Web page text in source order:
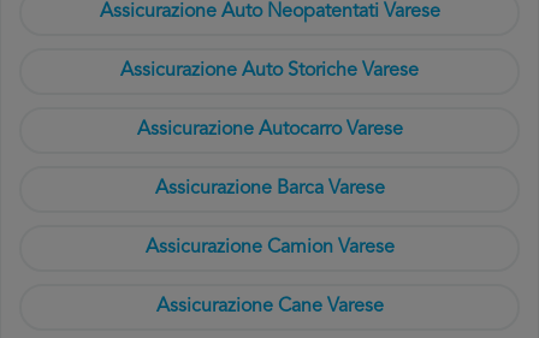
Assicurazione Auto Neopatentati Varese
Assicurazione Auto Storiche Varese
Assicurazione Autocarro Varese
Assicurazione Barca Varese
Assicurazione Camion Varese
Assicurazione Cane Varese